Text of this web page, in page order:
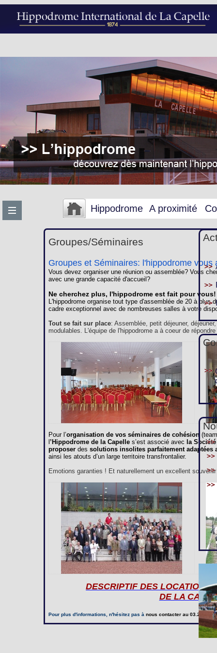
Hippodrome A proximité
Groupes/Séminaires
Groupes et Séminaires: l'hippodrome vous
Vous devez organiser une réunion ou assemblée? Vous
avec une grande capacité d'accueil?
Ne cherchez plus, l'hippodrome est fait pour vous!
L'hippodrome organise tout type d'assemblée de 20 à plus
cadre exceptionnel avec de nombreuses salles à votre
Tout se fait sur place: Assemblée, petit déjeuner,
modulables. L'équipe de l'hippodrome a à coeur de
Pour l’organisation de vos séminaires de cohésion
’Hippodrome de la Capelles’est associé avec la
proposer des solutions insolites parfaitement adaptées
ainsi les atouts d’un large territoire transfrontalier.
Emotions garanties ! Et naturellement un excellent
DESCRIPTIF DES LOCATIONS
DE LA
Pour plus d'informations, n'hésitez pas à nous contacterau